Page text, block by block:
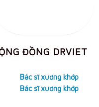
ĐỒNG DRVIET
Bác sĩ xương khớp
Bác sĩ xương khớp